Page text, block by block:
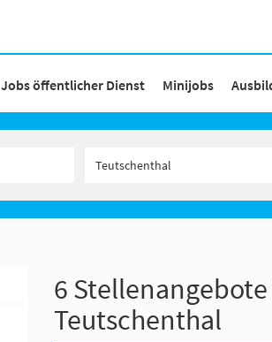
Jobs öffentlicher Dienst Minijobs
6
Teutschenthal